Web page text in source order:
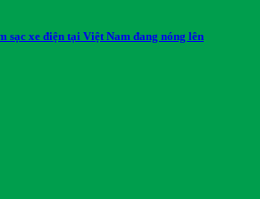
sạc xe điện tại Việt Nam đang nóng lên